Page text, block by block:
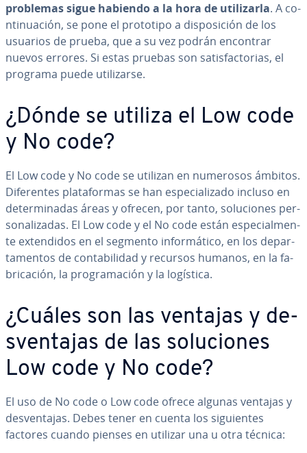
problemas sigue habiendo a la hora de uti­li­zar­la. A co­
n­ti­nua­ción, se pone el prototipo a di­s­po­si­ción de los
usuarios de prueba, que a su vez podrán encontrar
nuevos errores. Si estas pruebas son sa­ti­s­fa­c­to­rias, el
programa puede uti­li­zar­se.
¿Dónde se utiliza el Low code
y No code?
El Low code y No code se utilizan en numerosos ámbitos.
Di­fe­re­n­tes pla­ta­fo­r­mas se han es­pe­cia­li­za­do incluso en
de­te­r­mi­na­das áreas y ofrecen, por tanto, so­lu­cio­nes pe­r­
so­na­li­za­das. El Low code y el No code están es­pe­cia­l­me­n­
te ex­te­n­di­dos en el segmento in­fo­r­má­ti­co, en los de­pa­r­
ta­me­n­tos de co­n­ta­bi­li­dad y recursos humanos, en la fa­
bri­ca­ción, la pro­gra­ma­ción y la logística.
¿Cuáles son las ventajas y de­
s­ve­n­ta­jas de las so­lu­cio­nes
Low code y No code?
El uso de No code o Low code ofrece algunas ventajas y
de­s­ve­n­ta­jas. Debes tener en cuenta los si­guie­n­tes
factores cuando pienses en utilizar una u otra técnica: